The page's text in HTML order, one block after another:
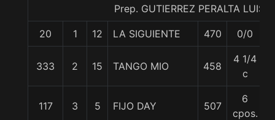
Prep. GUTIERREZ PERALTA LUIS
20 1 12 LA SIGUIENTE 470 0/0
333 2 15 TANGO MIO 458
4 1/4
c
117 3 5 FIJO DAY 507
6
cpos.